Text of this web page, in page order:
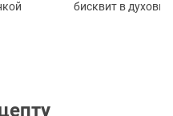
бисквит в духовке